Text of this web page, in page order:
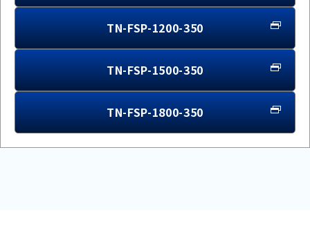
TN-FSP-1200-350
TN-FSP-1500-350
TN-FSP-1800-350